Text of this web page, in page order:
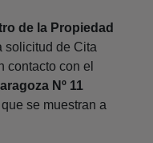
de la Propiedad
solicitud de Cita
contacto con el
Nº 11
se muestran a